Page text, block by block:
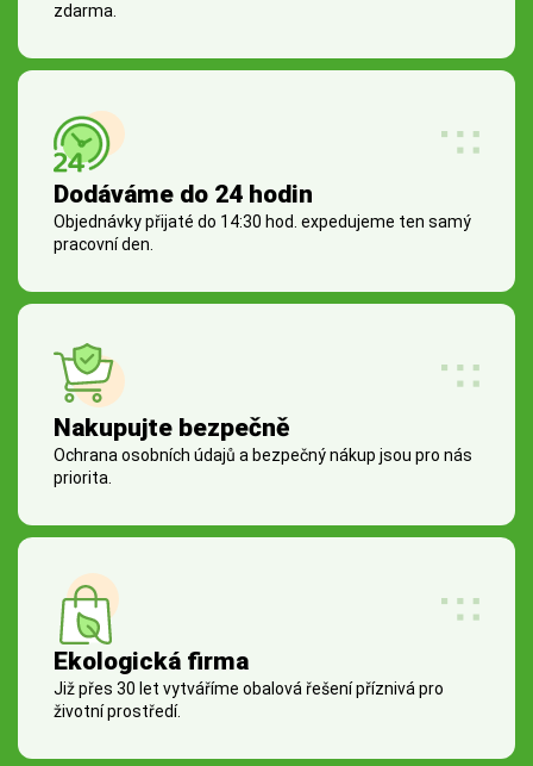
zdarma.
Dodáváme do 24 hodin
Objednávky přijaté do 14:30 hod. expedujeme ten samý
pracovní den.
Nakupujte bezpečně
Ochrana osobních údajů a bezpečný nákup jsou pro nás
priorita.
Ekologická firma
Již přes 30 let vytváříme obalová řešení příznivá pro
životní prostředí.